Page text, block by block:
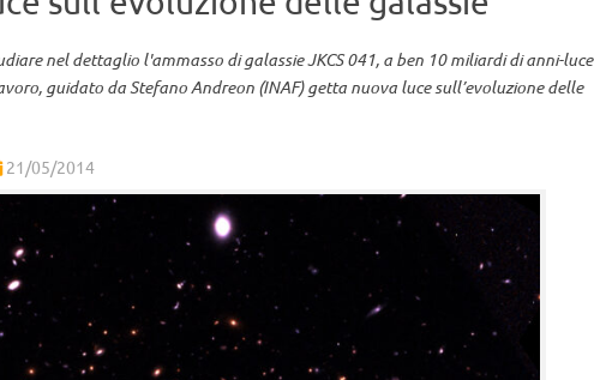
nel dettaglio l'ammasso di galassie JKCS 041, a ben 10 miliardi di anni-luce
guidato da Stefano Andreon (INAF) getta nuova luce sull’evoluzione delle
21/05/2014